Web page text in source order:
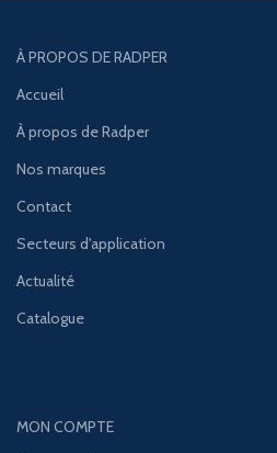
À PROPOS DE RADPER
Accueil
À propos de Radper
Nos marques
Contact
Secteurs d'application
Actualité
Catalogue
MON COMPTE